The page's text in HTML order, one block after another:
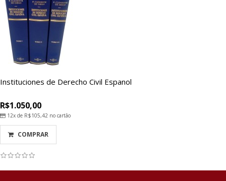
Instituciones de Derecho Civil Espanol
R$1.050,00
12x de R$105,42 no cartão
COMPRAR